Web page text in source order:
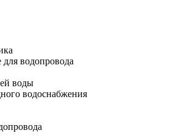
водопровода
воды
водоснабжения